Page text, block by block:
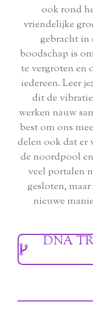
ook rond
vriendelijke
gebracht in
boodschap is
te vergroten en
iedereen. Leer
dit de
werken nauw
best om ons
delen ook dat er
de noordpool
veel portalen
gesloten,
nieuwe
DNA